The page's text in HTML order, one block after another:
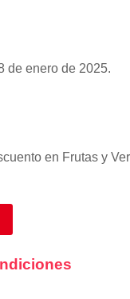
de enero de 2025.
en Frutas y